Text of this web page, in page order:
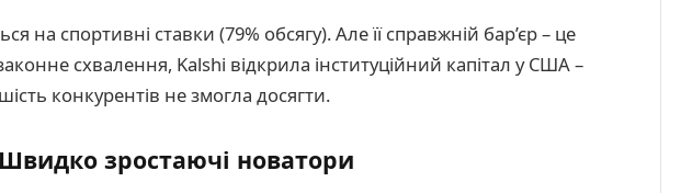
на спортивні ставки (79% обсягу). Але її справжній бар’єр – це
схвалення, Kalshi відкрила інституційний капітал у США –
конкурентів не змогла досягти.
Швидко зростаючі новатори